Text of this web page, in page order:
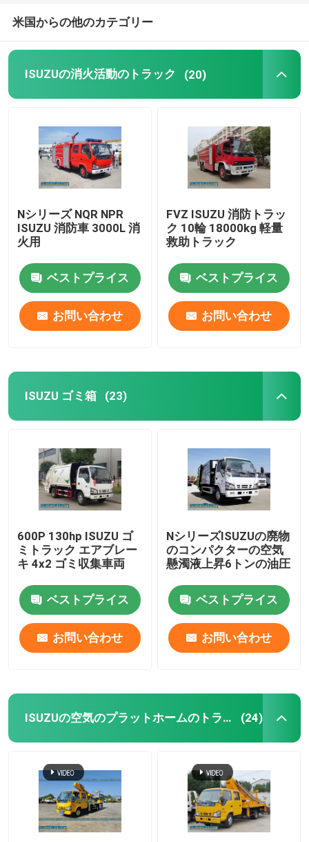
米国からの他のカテゴリー
ISUZUの消火活動のトラック (20)
Nシリーズ NQR NPR
ISUZU 消防車 3000L 消
火用
ベストプライス
お問い合わせ
FVZ ISUZU 消防トラッ
ク 10輪 18000kg 軽量
救助トラック
ベストプライス
お問い合わせ
ISUZU ゴミ箱 (23)
600P 130hp ISUZU ゴ
ミトラック エアブレー
キ 4x2 ゴミ収集車両
ベストプライス
お問い合わせ
NシリーズISUZUの廃物
のコンパクターの空気
懸濁液上昇6トンの油圧
ベストプライス
お問い合わせ
ISUZUの空気のプラットホームのトラック (24)